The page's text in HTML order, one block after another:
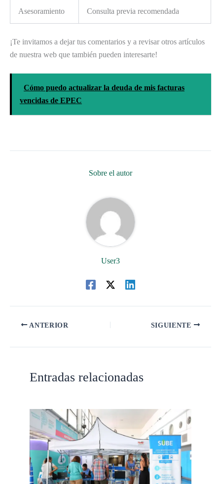
Asesoramiento Consulta previa recomendada
¡Te invitamos a dejar tus comentarios y a revisar otros artículos
de nuestra web que también pueden interesarte!
Cómo puedo actualizar la deuda de mis facturas
vencidas de EPEC
Sobre el autor
User3
ANTERIOR SIGUIENTE
Entradas relacionadas